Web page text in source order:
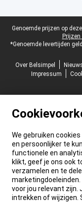
Juridische voettekst
Genoemde prijzen op
*Genoemde levertijden
Over Belsimpel
Impressum
We gebruiken
en persoonlijker te
functionele en
klikt, geef je ons ook
verzamelen en te
voor jou relevant zijn.
intrekken of wijzigen.